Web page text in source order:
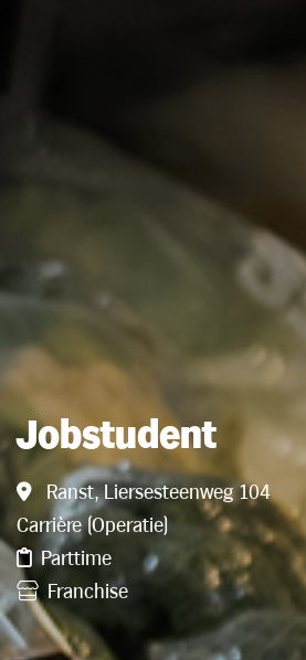
Jobstudent
Ranst, Liersesteenweg 104
Carrière (Operatie)
Parttime
Franchise